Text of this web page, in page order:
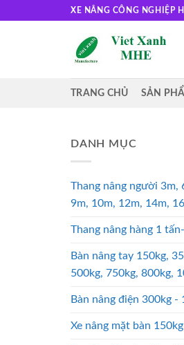
XE NÂNG CÔNG NGHIỆP
TRANG CHỦ SẢN
DANH MỤC
Thang nâng người 3m,
9m, 10m, 12m, 14m,
Thang nâng hàng 1
Bàn nâng tay 150kg,
500kg, 750kg, 800kg,
Bàn nâng điện 300kg -
Xe nâng mặt bàn